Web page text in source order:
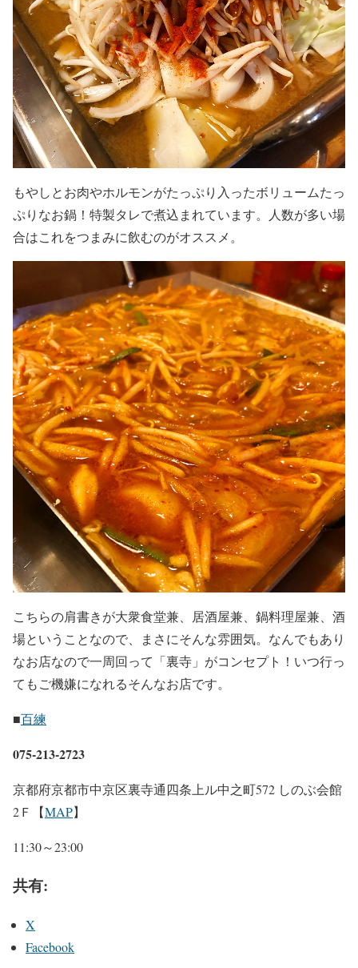
もやしとお肉やホルモンがたっぷり入ったボリュームたっ
ぷりなお鍋！特製タレで煮込まれています。人数が多い場
合はこれをつまみに飲むのがオススメ。
こちらの肩書きが大衆食堂兼、居酒屋兼、鍋料理屋兼、酒
場ということなので、まさにそんな雰囲気。なんでもあり
なお店なので一周回って「裏寺」がコンセプト！いつ行っ
てもご機嫌になれるそんなお店です。
■百練
075-213-2723
京都府京都市中京区裏寺通四条上ル中之町572 しのぶ会館
2Ｆ【MAP】
11:30～23:00
共有:
X
Facebook